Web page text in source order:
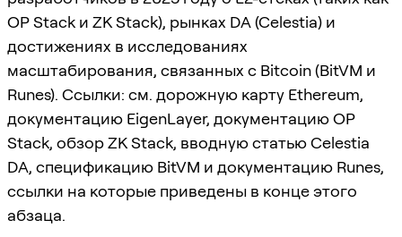
OP Stack и ZK Stack), рынках DA (Celestia) и
достижениях в исследованиях
масштабирования, связанных с Bitcoin (BitVM и
Runes). Ссылки: см. дорожную карту Ethereum,
документацию EigenLayer, документацию OP
Stack, обзор ZK Stack, вводную статью Celestia
DA, спецификацию BitVM и документацию Runes,
ссылки на которые приведены в конце этого
абзаца.